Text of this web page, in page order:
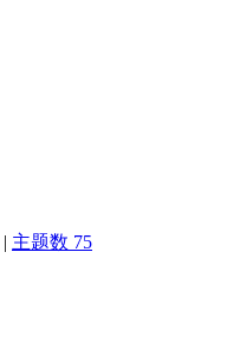
| 主题数 75